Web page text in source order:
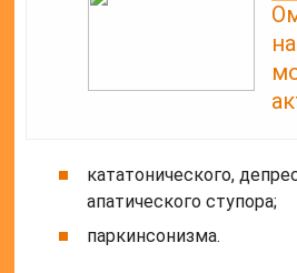
кататонического,
апатического ступора;
паркинсонизма.